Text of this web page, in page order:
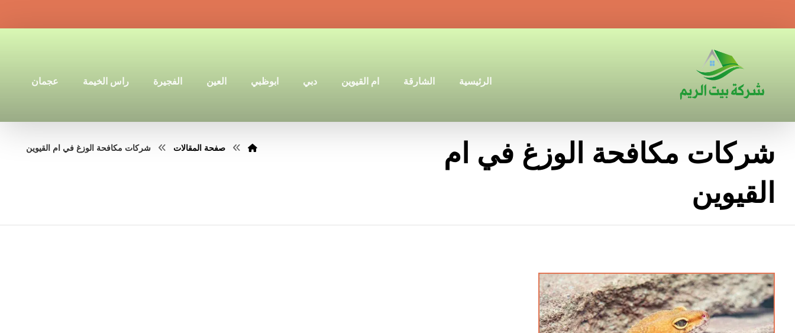
الرئيسية الشارقة ام القيوين دبي ابوظبي العين الفجيرة راس الخيمة عجمان
شركات مكافحة الوزغ في ام
القيوين
صفحة المقالات شركات مكافحة الوزغ في ام القيوين